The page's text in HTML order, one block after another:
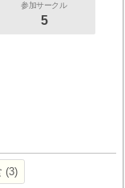
参加サークル
5
3